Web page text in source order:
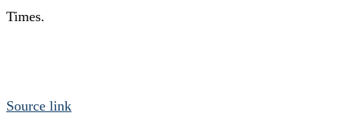
Times.
Source link